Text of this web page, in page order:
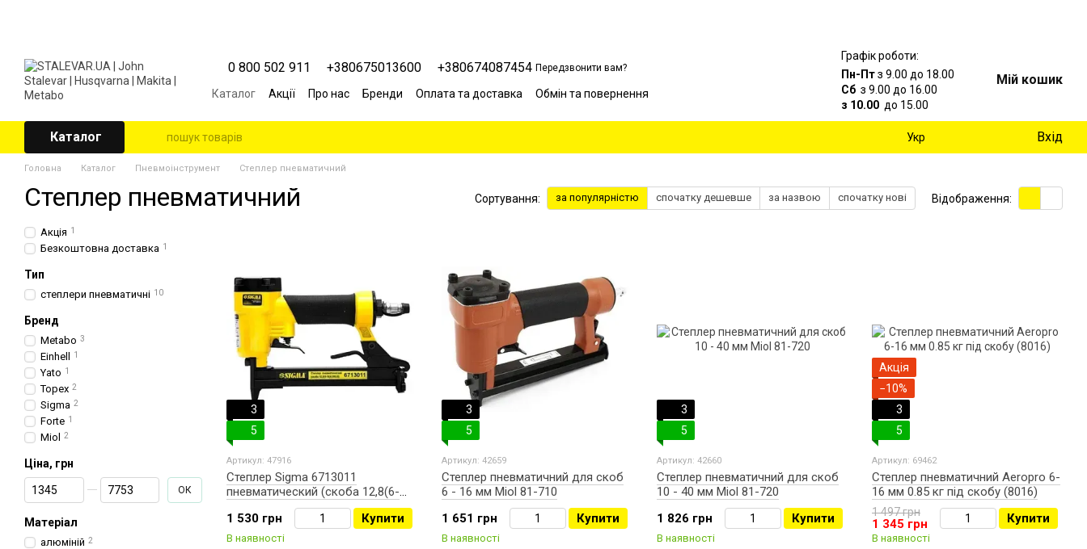
0 800 502 911 +380675013600 +380674087454 Передзвонити вам?
Каталог Акції Про нас Бренди Оплата та доставка
Обмін та повернення
Графік роботи:
Пн-Птз 9.00 до 18.00
Сб з 9.00 до 16.00
з 10.00 до 15.00
Мій кошик
Каталог Укр Вхід
Головна Каталог Пневмоінструмент Степлер пневматичний
Степлер пневматичний Сортування: за популярністю спочатку дешевше за назвою спочатку нові Відображення:
3
5
Артикул: 47916
Степлер Sigma 6713011
пневматический (скоба 12,8(6-
1 530 грн
Купити
В наявності
3
5
Артикул: 42659
Степлер пневматичний для скоб
6 - 16 мм Miol 81-710
1 651 грн
Купити
В наявності
3
5
Артикул: 42660
Степлер пневматичний для скоб
10 - 40 мм Miol 81-720
1 826 грн
Купити
В наявності
Акція
−10%
3
5
Артикул: 69462
Степлер пневматичний Aeropro 6-
16 мм 0.85 кг під скобу (8016)
1 497 грн
1 345 грн Купити
В наявності
Акція 1
Безкоштовна доставка 1
Тип
степлери пневматичні 10
Бренд
Metabo 3
Einhell 1
Yato 1
Topex 2
Sigma 2
Forte 1
Miol 2
Ціна, грн
От Ціна, грн
До Ціна, грн ОК
Матеріал
алюміній 2